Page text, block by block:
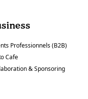
Professionnels (B2B)
Cafe
& Sponsoring